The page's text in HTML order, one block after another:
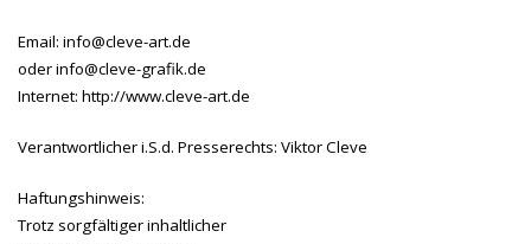
Email: info@cleve-art.de
oder info@cleve-grafik.de
Internet: http://www.cleve-art.de
Verantwortlicher i.S.d. Presserechts: Viktor Cleve
Haftungshinweis:
Trotz sorgfältiger inhaltlicher